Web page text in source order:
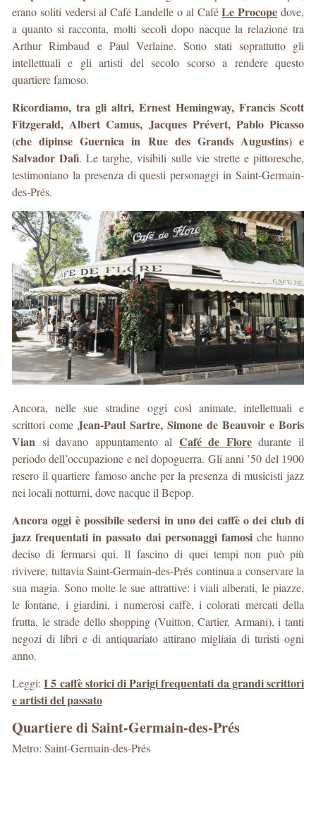
erano soliti vedersi al Café Landelle o al CaféLe Procope dove,
a quanto si racconta, molti secoli dopo nacque la relazione tra
Arthur Rimbaud e Paul Verlaine. Sono stati soprattutto gli
intellettuali e gli artisti del secolo scorso a rendere questo
quartiere famoso.
Ricordiamo, tra gli altri, Ernest Hemingway, Francis Scott
Fitzgerald, Albert Camus, Jacques Prévert, Pablo Picasso
(che dipinse Guernica in Rue des Grands Augustins) e
Salvador Dalì. Le targhe, visibili sulle vie strette e pittoresche,
testimoniano la presenza di questi personaggi in Saint-Germain-
des-Prés.
Ancora, nelle sue stradine oggi così animate, intellettuali e
scrittori come Jean-Paul Sartre, Simone de Beauvoir e Boris
Vian si davano appuntamento al Café de Floredurante il
periodo dell’occupazione e nel dopoguerra. Gli anni ’50 del 1900
resero il quartiere famoso anche per la presenza di musicisti jazz
nei locali notturni, dove nacque il Bepop.
Ancora oggi è possibile sedersi in uno dei caffè o dei club di
jazz frequentati in passato dai personaggi famosiche hanno
deciso di fermarsi qui. Il fascino di quei tempi non può più
rivivere, tuttavia Saint-Germain-des-Prés continua a conservare la
sua magia. Sono molte le sue attrattive: i viali alberati, le piazze,
le fontane, i giardini, i numerosi caffè, i colorati mercati della
frutta, le strade dello shopping (Vuitton, Cartier, Armani), i tanti
negozi di libri e di antiquariato attirano migliaia di turisti ogni
anno.
Leggi:I 5 caffè storici di Parigi frequentati da grandi scrittori
e artisti del passato
Quartiere di Saint-Germain-des-Prés
Metro: Saint-Germain-des-Prés